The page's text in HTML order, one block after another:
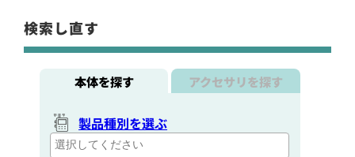
検索し直す
本体を探す アクセサリを探す
製品種別を選ぶ